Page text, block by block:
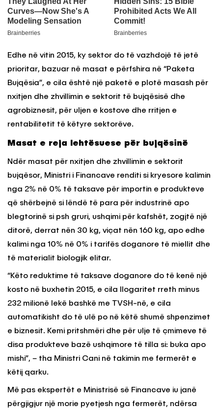
Edhe në vitin 2015, ky sektor do të vazhdojë të jetë
prioritar, bazuar në masat e përfshira në “Paketa
Bujqësia”, e cila është një paketë e plotë masash për
nxitjen dhe zhvillimin e sektorit të bujqësisë dhe
agrobiznesit, për uljen e kostove dhe rritjen e
rentabilitetit të këtyre sektorëve.
Masat e reja lehtësuese për bujqësinë
Ndër masat për nxitjen dhe zhvillimin e sektorit
bujqësor, Ministri i Financave renditi si kryesore kalimin
nga 2% në 0% të taksave për importin e produkteve
që shërbejnë si lëndë të para për industrinë apo
blegtorinë si psh gruri, ushqimi për kafshët, zogjtë një
ditorë, derrat nën 30 kg, viçat nën 160 kg, apo edhe
kalimi nga 10% në 0% i tarifës doganore të miellit dhe
të materialit biologjik elitar.
“Këto reduktime të taksave doganore do të kenë një
kosto në buxhetin 2015, e cila llogaritet rreth minus
232 milionë lekë bashkë me TVSH-në, e cila
automatikisht do të ulë po në këtë shumë shpenzimet
e biznesit. Kemi pritshmëri dhe për ulje të çmimeve të
disa produkteve bazë ushqimore të tilla si: buka apo
mishi”, – tha Ministri Cani në takimin me fermerët e
këtij qarku.
Më pas ekspertët e Ministrisë së Financave iu janë
përgjigjur një morie pyetjesh nga fermerët, ndërsa